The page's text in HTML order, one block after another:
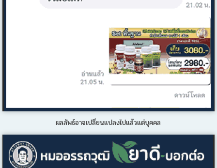
ผลลัพธ์อาจเปลี่ยนแปลงไปแล้วแต่บุคคล